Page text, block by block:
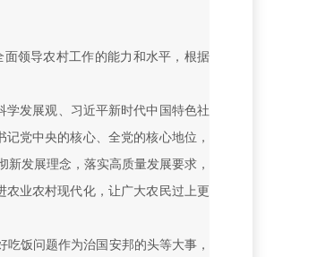
领导农村工作的能力和水平，根据
学发展观、习近平新时代中国特色社
党中央的核心、全党的核心地位，
发展理念，落实高质量发展要求，
业农村现代化，让广大农民过上更
饭问题作为治国安邦的头等大事，